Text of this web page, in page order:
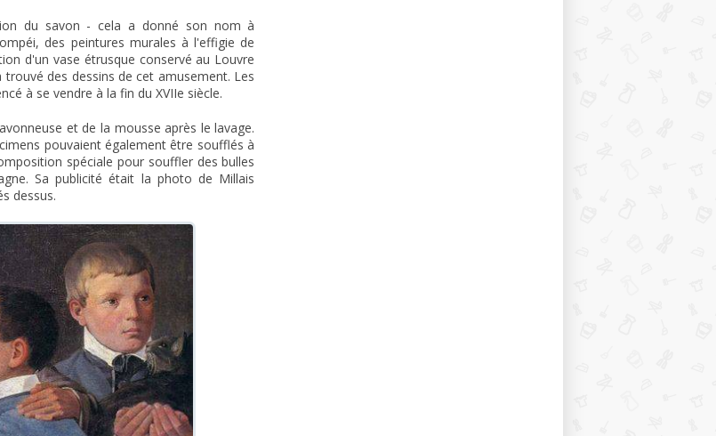
du savon - cela a donné son nom à
des peintures murales à l'effigie de
d'un vase étrusque conservé au Louvre
des dessins de cet amusement. Les
à se vendre à la fin du XVIIe siècle.
et de la mousse après le lavage.
pouvaient également être soufflés à
spéciale pour souffler des bulles
Sa publicité était la photo de Millais
dessus.